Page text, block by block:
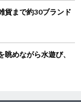
貨まで約30ブランド
めながら水遊び、